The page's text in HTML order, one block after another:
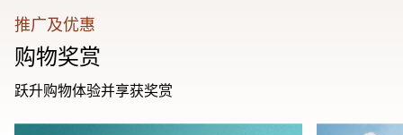
推广及优惠
购物奖赏
跃升购物体验并享获奖赏